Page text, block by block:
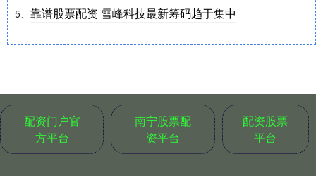
5、 靠谱股票配资 雪峰科技最新筹码趋于集中
配资门户官
方平台
南宁股票配
资平台
配资股票
平台